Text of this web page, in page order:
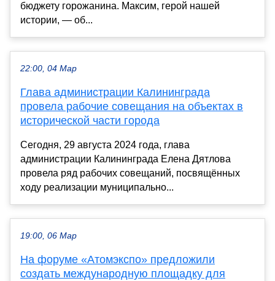
бюджету горожанина. Максим, герой нашей
истории, — об...
22:00, 04 Мар
Глава администрации Калининграда
провела рабочие совещания на объектах в
исторической части города
Сегодня, 29 августа 2024 года, глава
администрации Калининграда Елена Дятлова
провела ряд рабочих совещаний, посвящённых
ходу реализации муниципально...
19:00, 06 Мар
На форуме «Атомэкспо» предложили
создать международную площадку для